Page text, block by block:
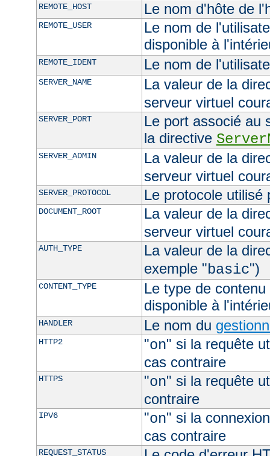
REMOTE_HOST Le nom d'hôte de
REMOTE_USER
Le nom de
disponible à
REMOTE_IDENT Le nom de
SERVER_NAME
La valeur de la
serveur virtuel
SERVER_PORT
Le port associé au
la directive
SERVER_ADMIN
La valeur de la
serveur virtuel
SERVER_PROTOCOL Le protocole utilisé
DOCUMENT_ROOT
La valeur de la
serveur virtuel
AUTH_TYPE
La valeur de la
exemple "basic")
CONTENT_TYPE
Le type de
disponible à
HANDLER Le nom du
HTTP2 "on" si la requête
cas contraire
HTTPS "on" si la requête
contraire
IPV6 "on" si la
cas contraire
REQUEST_STATUS